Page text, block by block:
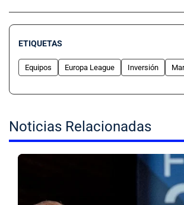
ETIQUETAS
Equipos Europa League Inversión
Noticias Relacionadas